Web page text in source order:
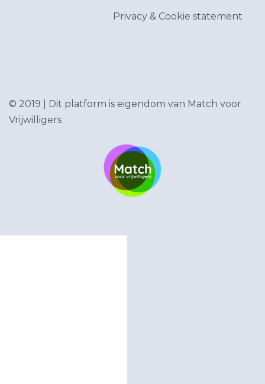
Privacy & Cookie statement
© 2019 | Dit platform is eigendom van Match voor
Vrijwilligers